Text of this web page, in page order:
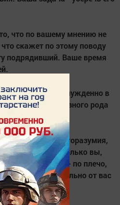
что по вашему мнению не
скажет по этому поводу
подрядивший. Ваше время
себя непринужденно в
удачен для разного рода
в рамках благоразумия,
Однако, как только вы,
колено, а горы - по плечо,
Фортуна моментально от вас